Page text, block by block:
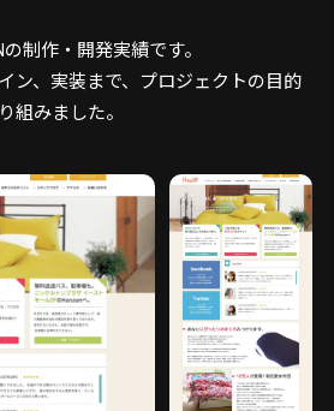
の制作・開発実績です。
ン、実装まで、プロジェクトの目的
組みました。